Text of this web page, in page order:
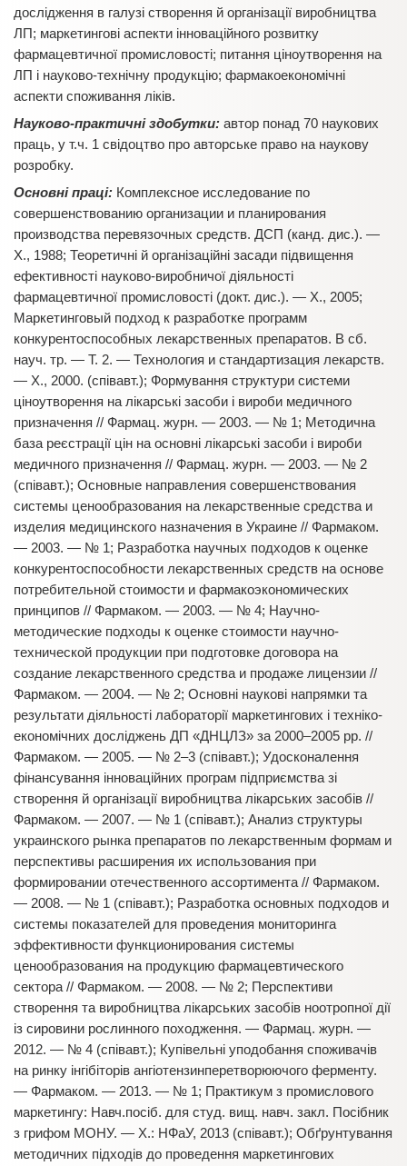
дослідження в галузі створення й організації виробництва
ЛП; маркетингові аспекти інноваційного розвитку
фармацевтичної промисловості; питання ціноутворення на
ЛП і науково-технічну продукцію; фармакоекономічні
аспекти споживання ліків.
Науково-практичні здобутки: автор понад 70 наукових
праць, у т.ч. 1 свідоцтво про авторське право на наукову
розробку.
Основні праці: Комплексное исследование по
совершенствованию организации и планирования
производства перевязочных средств. ДСП (канд. дис.). —
Х., 1988; Теоретичні й організаційні засади підвищення
ефективності науково-виробничої діяльності
фармацевтичної промисловості (докт. дис.). — Х., 2005;
Маркетинговый подход к разработке программ
конкурентоспособных лекарственных препаратов. В сб.
науч. тр. — Т. 2. — Технология и стандартизация лекарств.
— Х., 2000. (співавт.); Формування структури системи
ціноутворення на лікарські засоби і вироби медичного
призначення // Фармац. журн. — 2003. — № 1; Методична
база реєстрації цін на основні лікарські засоби і вироби
медичного призначення // Фармац. журн. — 2003. — № 2
(співавт.); Основные направления совершенствования
системы ценообразования на лекарственные средства и
изделия медицинского назначения в Украине // Фармаком.
— 2003. — № 1; Разработка научных подходов к оценке
конкурентоспособности лекарственных средств на основе
потребительной стоимости и фармакоэкономических
принципов // Фармаком. — 2003. — № 4; Научно-
методические подходы к оценке стоимости научно-
технической продукции при подготовке договора на
создание лекарственного средства и продаже лицензии //
Фармаком. — 2004. — № 2; Основні наукові напрямки та
результати діяльності лабораторії маркетингових і техніко-
економічних досліджень ДП «ДНЦЛЗ» за 2000–2005 рр. //
Фармаком. — 2005. — № 2–3 (співавт.); Удосконалення
фінансування інноваційних програм підприємства зі
створення й організації виробництва лікарських засобів //
Фармаком. — 2007. — № 1 (співавт.); Анализ структуры
украинского рынка препаратов по лекарственным формам и
перспективы расширения их использования при
формировании отечественного ассортимента // Фармаком.
— 2008. — № 1 (співавт.); Разработка основных подходов и
системы показателей для проведения мониторинга
эффективности функционирования системы
ценообразования на продукцию фармацевтического
сектора // Фармаком. — 2008. — № 2; Перспективи
створення та виробництва лікарських засобів ноотропної дії
із сировини рослинного походження. — Фармац. журн. —
2012. — № 4 (співавт.); Купівельні уподобання споживачів
на ринку інгібіторів ангіотензинперетворюючого ферменту.
— Фармаком. — 2013. — № 1; Практикум з промислового
маркетингу: Навч.посіб. для студ. вищ. навч. закл. Посібник
з грифом МОНУ. — Х.: НФаУ, 2013 (співавт.); Обґрунтування
методичних підходів до проведення маркетингових